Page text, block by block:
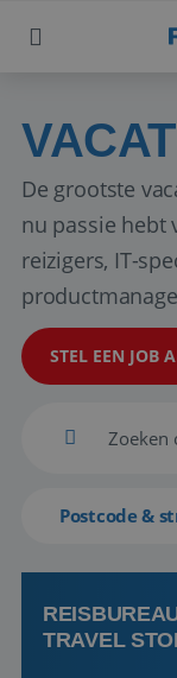
De grootste
nu passie hebt
reizigers, IT-
STEL EEN JOB
Postcode &
TRAVEL